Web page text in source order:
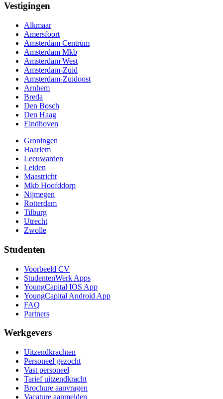
Vestigingen
Alkmaar
Amersfoort
Amsterdam Centrum
Amsterdam Mkb
Amsterdam West
Amsterdam-Zuid
Amsterdam-Zuidoost
Arnhem
Breda
Den Bosch
Den Haag
Eindhoven
Groningen
Haarlem
Leeuwarden
Leiden
Maastricht
Mkb Hoofddorp
Nijmegen
Rotterdam
Tilburg
Utrecht
Zwolle
Studenten
Voorbeeld CV
StudentenWerk Apps
YoungCapital IOS App
YoungCapital Android App
FAQ
Partners
Werkgevers
Uitzendkrachten
Personeel gezocht
Vast personeel
Tarief uitzendkracht
Brochure aanvragen
Vacature aanmelden